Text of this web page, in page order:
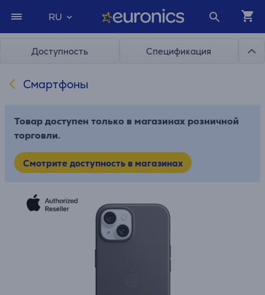
RU
Доступность Спецификация
Смартфоны
Товар доступен только в магазинах розничной
торговли.
Смотрите доступность в магазинах